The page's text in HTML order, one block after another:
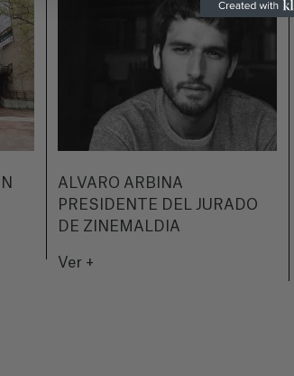
ALVARO ARBINA
PRESIDENTE DEL JURADO
DE ZINEMALDIA
Ver +